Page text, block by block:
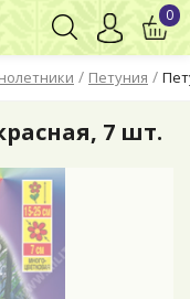
/ Петуния /
0
7 шт.